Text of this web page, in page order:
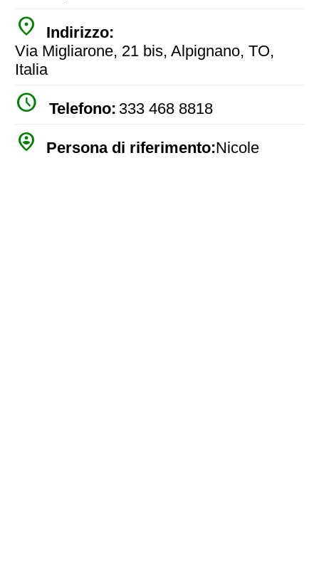
place
Indirizzo:
Via Migliarone, 21 bis, Alpignano, TO,
Italia
watch_later Telefono: 333 468 8818
person_pin_circle Persona di riferimento:Nicole